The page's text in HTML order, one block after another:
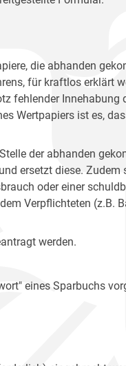
die abhanden
für kraftlos erklärt
fehlender Innehabung
Wertpapiers ist es,
der abhanden
ersetzt diese. Zudem
oder einer
Verpflichteten (z.B.
werden.
eines Sparbuchs